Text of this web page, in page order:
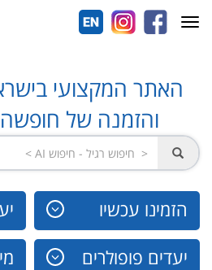
האתר המקצועי
והזמנה של חופשה
הזמינו עכשיו
יעדים פופולרים
Toggle
navigation